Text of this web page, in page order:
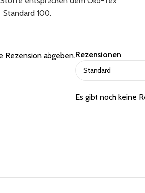
Standard 100.
Rezensionen
Es gibt noch keine
Rezension abgeben.